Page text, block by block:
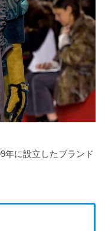
年に設立したブランド